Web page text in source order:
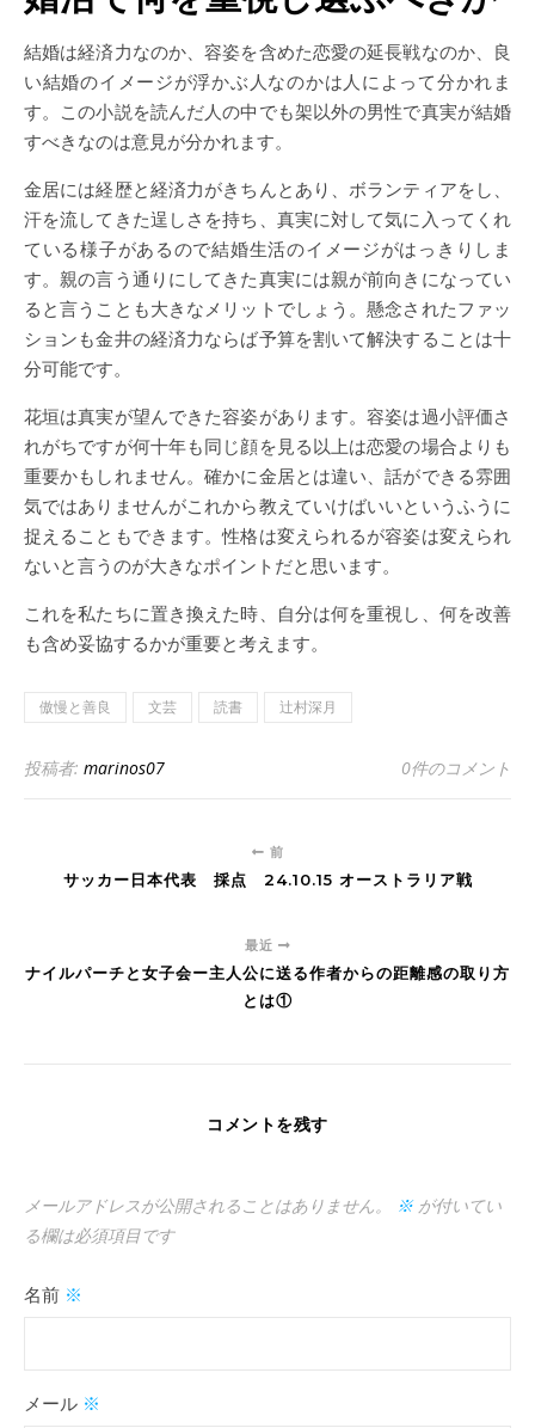
結婚は経済力なのか、容姿を含めた恋愛の延長戦なのか、良
い結婚のイメージが浮かぶ人なのかは人によって分かれま
す。この小説を読んだ人の中でも架以外の男性で真実が結婚
すべきなのは意見が分かれます。
金居には経歴と経済力がきちんとあり、ボランティアをし、
汗を流してきた逞しさを持ち、真実に対して気に入ってくれ
ている様子があるので結婚生活のイメージがはっきりしま
す。親の言う通りにしてきた真実には親が前向きになってい
ると言うことも大きなメリットでしょう。懸念されたファッ
ションも金井の経済力ならば予算を割いて解決することは十
分可能です。
花垣は真実が望んできた容姿があります。容姿は過小評価さ
れがちですが何十年も同じ顔を見る以上は恋愛の場合よりも
重要かもしれません。確かに金居とは違い、話ができる雰囲
気ではありませんがこれから教えていけばいいというふうに
捉えることもできます。性格は変えられるが容姿は変えられ
ないと言うのが大きなポイントだと思います。
これを私たちに置き換えた時、自分は何を重視し、何を改善
も含め妥協するかが重要と考えます。
傲慢と善良 文芸 読書 辻村深月
投稿者: marinos07 0件のコメント
前
サッカー日本代表 採点 24.10.15 オーストラリア戦
最近
ナイルパーチと女子会ー主人公に送る作者からの距離感の取り方
とは①
コメントを残す
メールアドレスが公開されることはありません。 ※が付いてい
る欄は必須項目です
名前 ※
メール ※